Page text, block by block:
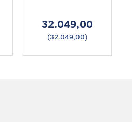
32.049,00
(32.049,00)